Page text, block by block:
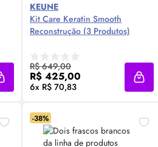
Adicionar à sacola
KEUNE
Kit Care Keratin Smooth
Reconstrução (3 Produtos)
R$ 649,00
R$ 425,00
6x R$ 70,83
Compre Agora ❯
-38%